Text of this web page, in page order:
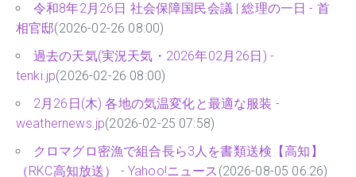
令和8年2月26日 社会保障国民会議 | 総理の一日 - 首
相官邸(2026-02-26 08:00)
過去の天気(実況天気・2026年02月26日) -
tenki.jp(2026-02-26 08:00)
2月26日(木) 各地の気温変化と最適な服装 -
weathernews.jp(2026-02-25 07:58)
クロマグロ密漁で組合長ら3人を書類送検【高知】
（RKC高知放送） - Yahoo!ニュース (2026-08-05 06:26)